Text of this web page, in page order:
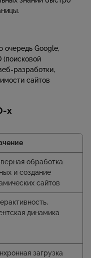
очередь Google,
(поисковой
разработки,
сайтов
х
обработка
и создание
сайтов
динамика
загрузка